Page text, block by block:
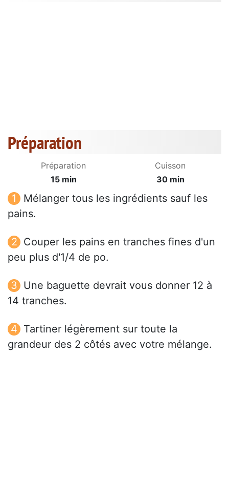
Préparation
Préparation
15 min
Cuisson
30 min
Mélanger tous les ingrédients sauf les
pains.
Couper les pains en tranches fines d'un
peu plus d'1/4 de po.
Une baguette devrait vous donner 12 à
14 tranches.
Tartiner légèrement sur toute la
grandeur des 2 côtés avec votre mélange.